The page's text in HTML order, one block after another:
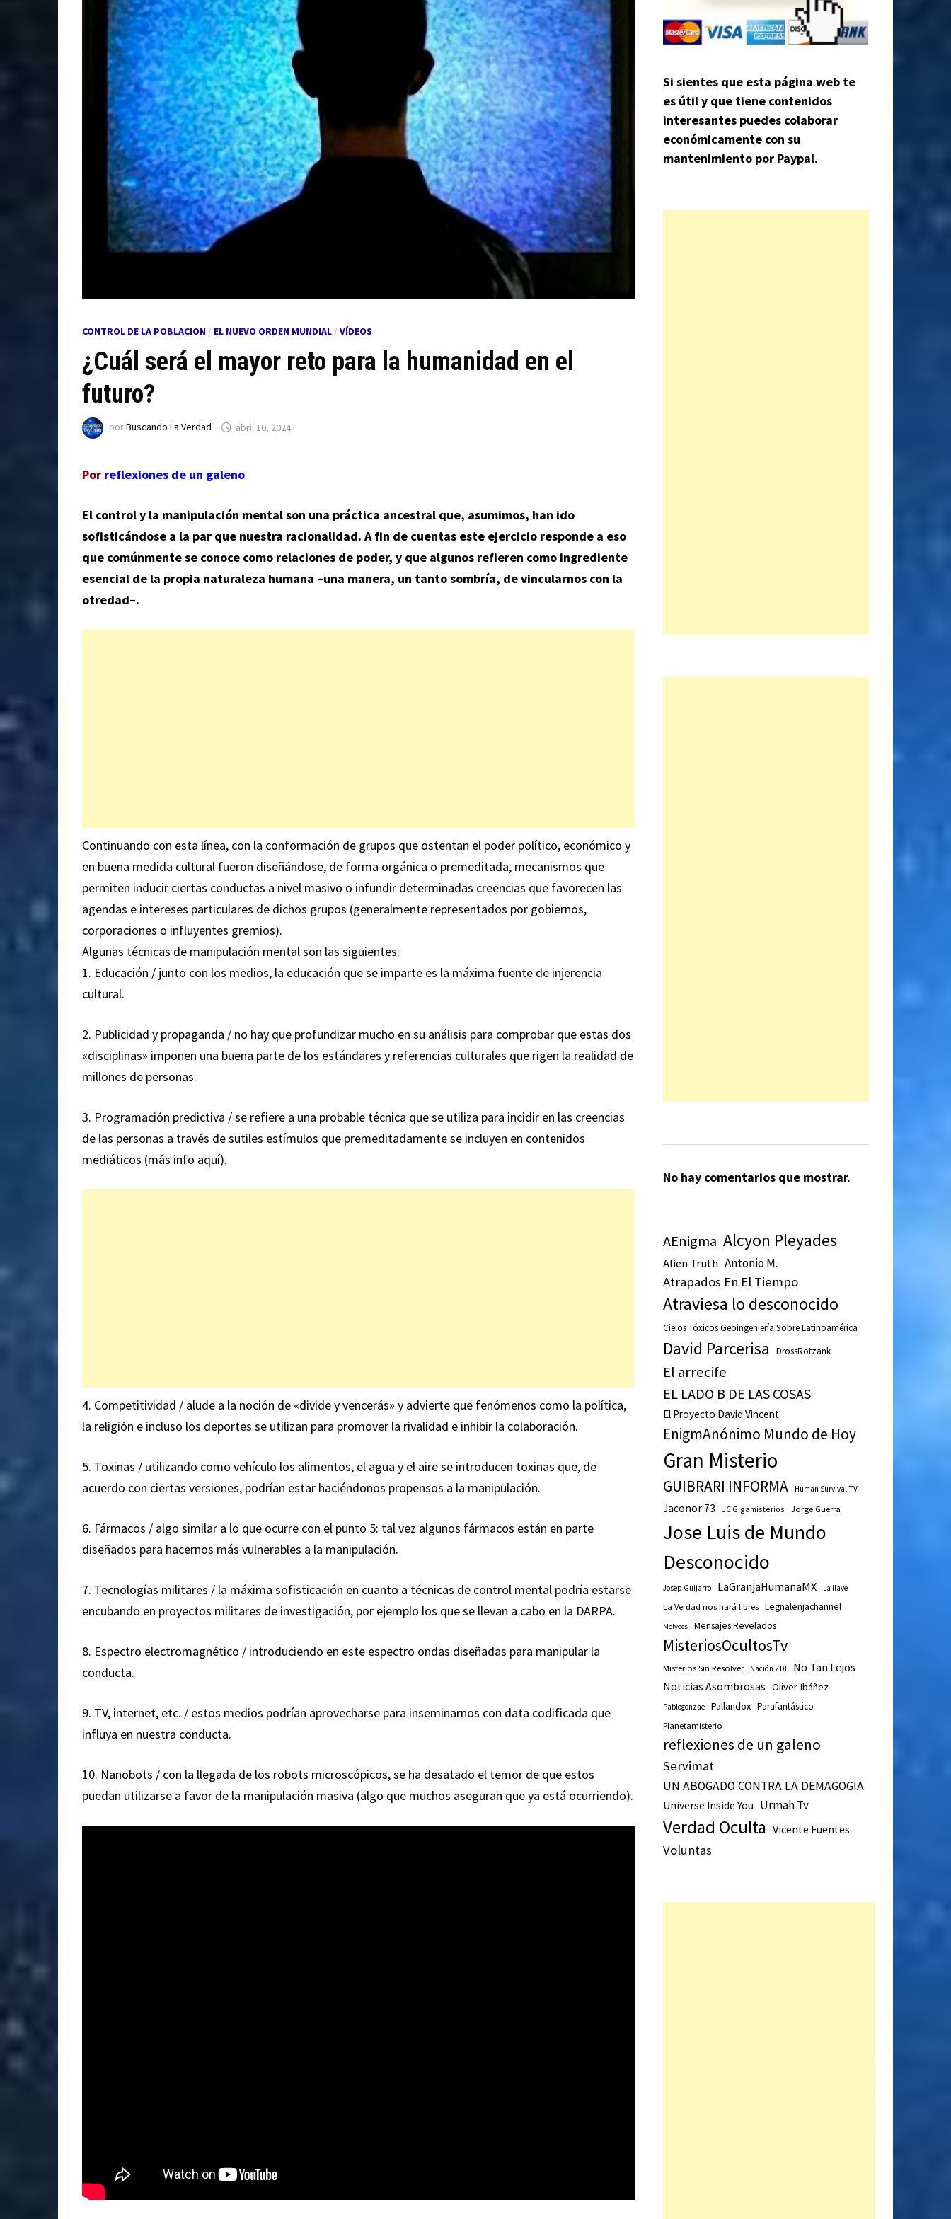
CONTROL DE LA POBLACION/ EL NUEVO ORDEN MUNDIAL/ VÍDEOS
¿Cuál será el mayor reto para la humanidad en el
futuro?
porBuscando La Verdad abril 10, 2024
Por reflexiones de un galeno
El control y la manipulación mental son una práctica ancestral que, asumimos, han ido
sofisticándose a la par que nuestra racionalidad. A fin de cuentas este ejercicio responde a eso
que comúnmente se conoce como relaciones de poder, y que algunos refieren como ingrediente
esencial de la propia naturaleza humana –una manera, un tanto sombría, de vincularnos con la
otredad–.
Continuando con esta línea, con la conformación de grupos que ostentan el poder político, económico y
en buena medida cultural fueron diseñándose, de forma orgánica o premeditada, mecanismos que
permiten inducir ciertas conductas a nivel masivo o infundir determinadas creencias que favorecen las
agendas e intereses particulares de dichos grupos (generalmente representados por gobiernos,
corporaciones o influyentes gremios).
Algunas técnicas de manipulación mental son las siguientes:
1. Educación / junto con los medios, la educación que se imparte es la máxima fuente de injerencia
cultural.
2. Publicidad y propaganda / no hay que profundizar mucho en su análisis para comprobar que estas dos
«disciplinas» imponen una buena parte de los estándares y referencias culturales que rigen la realidad de
millones de personas.
3. Programación predictiva / se refiere a una probable técnica que se utiliza para incidir en las creencias
de las personas a través de sutiles estímulos que premeditadamente se incluyen en contenidos
mediáticos (más info aquí).
4. Competitividad / alude a la noción de «divide y vencerás» y advierte que fenómenos como la política,
la religión e incluso los deportes se utilizan para promover la rivalidad e inhibir la colaboración.
5. Toxinas / utilizando como vehículo los alimentos, el agua y el aire se introducen toxinas que, de
acuerdo con ciertas versiones, podrían estar haciéndonos propensos a la manipulación.
6. Fármacos / algo similar a lo que ocurre con el punto 5: tal vez algunos fármacos están en parte
diseñados para hacernos más vulnerables a la manipulación.
7. Tecnologías militares / la máxima sofisticación en cuanto a técnicas de control mental podría estarse
encubando en proyectos militares de investigación, por ejemplo los que se llevan a cabo en la DARPA.
8. Espectro electromagnético / introduciendo en este espectro ondas diseñadas para manipular la
conducta.
9. TV, internet, etc. / estos medios podrían aprovecharse para inseminarnos con data codificada que
influya en nuestra conducta.
10. Nanobots / con la llegada de los robots microscópicos, se ha desatado el temor de que estos
puedan utilizarse a favor de la manipulación masiva (algo que muchos aseguran que ya está ocurriendo).
Si sientes que esta página web te
es útil y que tiene contenidos
interesantes puedes colaborar
económicamente con su
mantenimiento por Paypal.
No hay comentarios que mostrar.
AEnigma Alcyon Pleyades
Alien Truth Antonio M.
Atrapados En El Tiempo
Atraviesa lo desconocido
Cielos Tóxicos Geoingeniería Sobre Latinoamérica
David Parcerisa DrossRotzank
El arrecife
EL LADO B DE LAS COSAS
El Proyecto David Vincent
EnigmAnónimo Mundo de Hoy
Gran Misterio
GUIBRARI INFORMA Human Survival TV
Jaconor 73 JC Gigamisterios Jorge Guerra
Jose Luis de Mundo
Desconocido
Josep Guijarro LaGranjaHumanaMX La llave
La Verdad nos hará libres Legnalenjachannel
Melvecs Mensajes Revelados
MisteriosOcultosTv
Misterios Sin Resolver Nación ZDI No Tan Lejos
Noticias Asombrosas Oliver Ibáñez
Pablogonzae Pallandox Parafantástico
Planetamisterio
reflexiones de un galeno
Servimat
UN ABOGADO CONTRA LA DEMAGOGIA
Universe Inside You Urmah Tv
Verdad Oculta Vicente Fuentes
Voluntas